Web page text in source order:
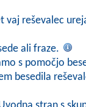
vaj reševalec
ali fraze.
s pomočjo
besedila